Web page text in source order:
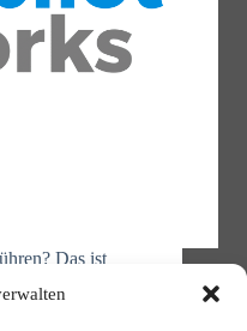
Das ist
Anfang. Die